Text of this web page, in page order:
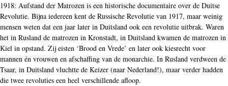
1918: Aufstand der Matrozen is een historische documentaire over de Duitse
Revolutie. Bijna iedereen kent de Russische Revolutie van 1917, maar weinig
mensen weten dat een jaar later in Duitsland ook een revolutie uitbrak. Waren
het in Rusland de matrozen in Kronstadt, in Duitsland kwamen de matrozen in
Kiel in opstand. Zij eisten ‘Brood en Vrede’ en later ook kiesrecht voor
mannen én vrouwen en afschaffing van de monarchie. In Rusland verdween de
Tsaar, in Duitsland vluchtte de Keizer (naar Nederland!), maar verder hadden
die twee revoluties een heel verschillende afloop.